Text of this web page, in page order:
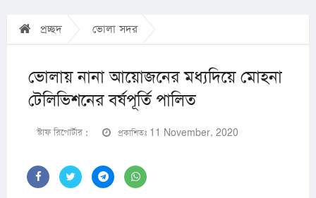
প্রচ্ছদ ভোলা সদর
ভোলায় নানা আয়োজনের মধ্যদিয়ে মোহনা
টেলিভিশনের বর্ষপূর্তি পালিত
স্টাফ রিপোর্টার : প্রকাশিতঃ 11 November, 2020